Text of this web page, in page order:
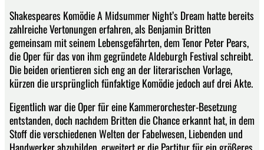
Shakespeares Komödie A Midsummer Night’s Dream hatte bereits
zahlreiche Vertonungen erfahren, als Benjamin Britten
gemeinsam mit seinem Lebensgefährten, dem Tenor Peter Pears,
die Oper für das von ihm gegründete Aldeburgh Festival schreibt.
Die beiden orientieren sich eng an der literarischen Vorlage,
kürzen die ursprünglich fünfaktige Komödie jedoch auf drei Akte.
Eigentlich war die Oper für eine Kammerorchester-Besetzung
entstanden, doch nachdem Britten die Chance erkannt hat, in dem
Stoff die verschiedenen Welten der Fabelwesen, Liebenden und